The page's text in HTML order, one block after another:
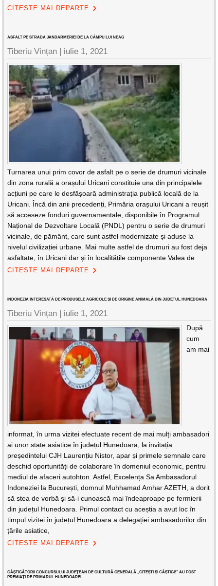
CITEȘTE MAI DEPARTE
ASFALT PE STRADA JANDARMERIEI DE LA CÂMPU LUI NEAG
Tiberiu Vințan | iulie 1, 2021
Turnarea unui prim covor de asfalt pe o serie de drumuri vicinale
din zona rurală a orașului Uricani constituie una din principalele
acțiuni pe care le desfășoară administrația publică locală de la
Uricani. Încă din anii precedenți, Primăria orașului Uricani a reușit
să acceseze fonduri guvernamentale, disponibile în Programul
Național de Dezvoltare Locală (PNDL) pentru o serie de drumuri
vicinale, de pământ, care sunt astfel modernizate și aduse la
nivelul civilizației urbane. Mai multe astfel de drumuri au fost deja
asfaltate, în Uricani dar și în localitățile componente Valea de
CITEȘTE MAI DEPARTE
INDONEZIA INTERESATĂ DE PRODUSELE AGRICOLE ȘI DE ORIGINE ANIMALĂ DIN JUDEȚUL HUNEDOARA
Tiberiu Vințan | iulie 1, 2021
După
cum
am mai
informat, în urma vizitei efectuate recent de mai mulți ambasadori
ai unor state asiatice în județul Hunedoara, la invitația
președintelui CJH Laurențiu Nistor, apar și primele semnale care
deschid oportunități de colaborare în domeniul economic, pentru
mediul de afaceri autohton. Astfel, Excelența Sa Ambasadorul
Indoneziei la București, domnul Muhhamad Amhar AZETH, a dorit
să stea de vorbă și să-i cunoască mai îndeaproape pe fermierii
din județul Hunedoara. Primul contact cu aceștia a avut loc în
timpul vizitei în județul Hunedoara a delegației ambasadorilor din
țările asiatice,
CITEȘTE MAI DEPARTE
CÂŞTIGĂTORII CONCURSULUI JUDEŢEAN DE CULTURĂ GENERALĂ „CITEŞTI ŞI CÂŞTIGI!” AU FOST
PREMIAŢI DE PRIMARUL HUNEDOAREI